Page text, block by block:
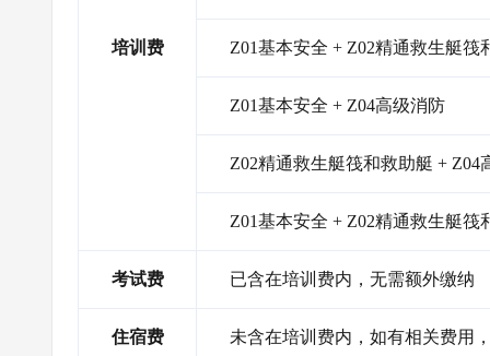
培训费 Z01基本安全 + Z02精通救生艇筏
Z01基本安全 + Z04高级消防
Z02精通救生艇筏和救助艇 + Z04
Z01基本安全 + Z02精通救生艇筏
考试费 已含在培训费内，无需额外缴纳
住宿费 未含在培训费内，如有相关费用